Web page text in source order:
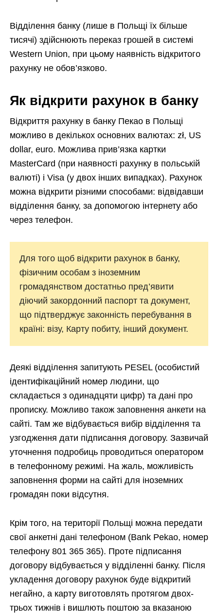
Відділення банку (лише в Польщі їх більше
тисячі) здійснюють переказ грошей в системі
Western Union, при цьому наявність відкритого
рахунку не обов’язково.
Як відкрити рахунок в банку
Відкриття рахунку в банку Пекао в Польщі
можливо в декількох основних валютах: zł, US
dollar, euro. Можлива прив’язка картки
MasterCard (при наявності рахунку в польській
валюті) і Visa (у двох інших випадках). Рахунок
можна відкрити різними способами: відвідавши
відділення банку, за допомогою інтернету або
через телефон.
Для того щоб відкрити рахунок в банку,
фізичним особам з іноземним
громадянством достатньо пред’явити
діючий закордонний паспорт та документ,
що підтверджує законність перебування в
країні: візу, Карту побиту, інший документ.
Деякі відділення запитують PESEL (особистий
ідентифікаційний номер людини, що
складається з одинадцяти цифр) та дані про
прописку. Можливо також заповнення анкети на
сайті. Там же відбувається вибір відділення та
узгодження дати підписання договору. Зазвичай
уточнення подробиць проводиться оператором
в телефонному режимі. На жаль, можливість
заповнення форми на сайті для іноземних
громадян поки відсутня.
Крім того, на території Польщі можна передати
свої анкетні дані телефоном (Bank Pekao, номер
телефону 801 365 365). Проте підписання
договору відбувається у відділенні банку. Після
укладення договору рахунок буде відкритий
негайно, а карту виготовлять протягом двох-
трьох тижнів і вишлють поштою за вказаною